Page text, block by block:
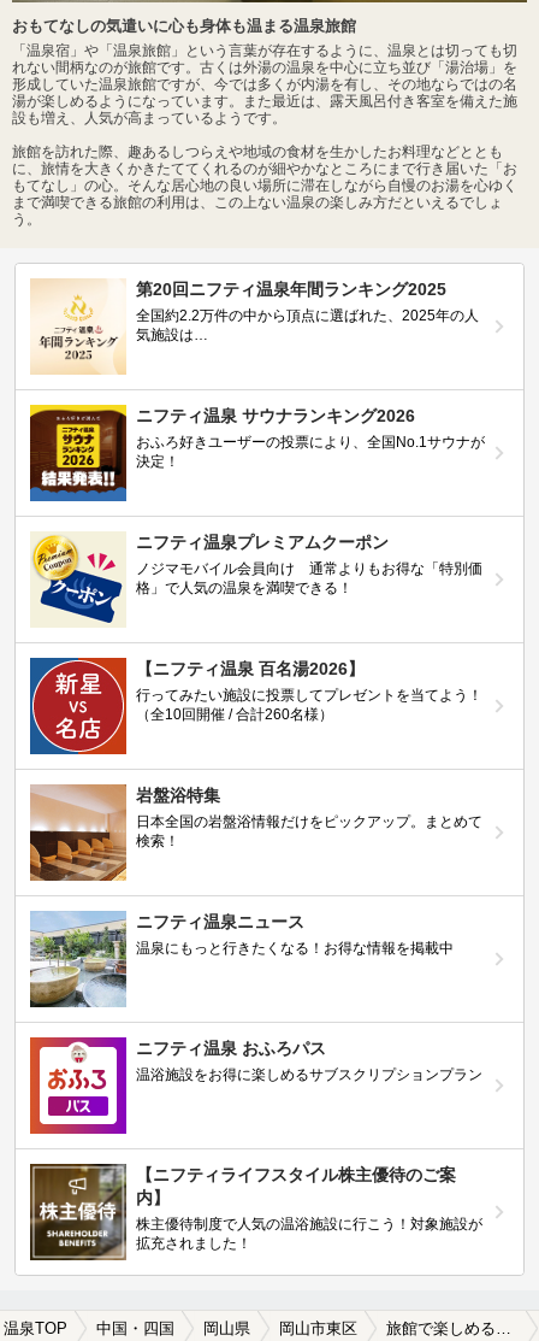
おもてなしの気遣いに心も身体も温まる温泉旅館
「温泉宿」や「温泉旅館」という言葉が存在するように、温泉とは切っても切
れない間柄なのが旅館です。古くは外湯の温泉を中心に立ち並び「湯治場」を
形成していた温泉旅館ですが、今では多くが内湯を有し、その地ならではの名
湯が楽しめるようになっています。また最近は、露天風呂付き客室を備えた施
設も増え、人気が高まっているようです。
旅館を訪れた際、趣あるしつらえや地域の食材を生かしたお料理などととも
に、旅情を大きくかきたててくれるのが細やかなところにまで行き届いた「お
もてなし」の心。そんな居心地の良い場所に滞在しながら自慢のお湯を心ゆく
まで満喫できる旅館の利用は、この上ない温泉の楽しみ方だといえるでしょ
う。
第20回ニフティ温泉年間ランキング2025
全国約2.2万件の中から頂点に選ばれた、2025年の人
気施設は…
ニフティ温泉 サウナランキング2026
おふろ好きユーザーの投票により、全国No.1サウナが
決定！
ニフティ温泉プレミアムクーポン
ノジマモバイル会員向け 通常よりもお得な「特別価
格」で人気の温泉を満喫できる！
【ニフティ温泉 百名湯2026】
行ってみたい施設に投票してプレゼントを当てよう！
（全10回開催 / 合計260名様）
岩盤浴特集
日本全国の岩盤浴情報だけをピックアップ。まとめて
検索！
ニフティ温泉ニュース
温泉にもっと行きたくなる！お得な情報を掲載中
ニフティ温泉 おふろパス
温浴施設をお得に楽しめるサブスクリプションプラン
【ニフティライフスタイル株主優待のご案
内】
株主優待制度で人気の温浴施設に行こう！対象施設が
拡充されました！
温泉TOP 中国・四国 岡山県 岡山市東区 旅館で楽しめる岡山市東区の温泉、日帰り温泉、スーパー銭湯おすすめ